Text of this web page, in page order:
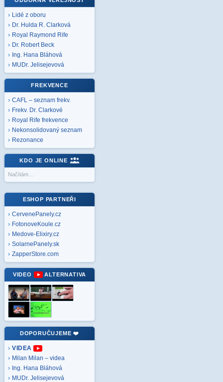
Lidé z oboru
Dr. Hulda R. Clarková
Royal Raymond Rife
Dr. Robert Beck
Ing. Hana Bláhová
MUDr. Jelisejevová
FREKVENCE
CAFL – seznam frekv.
Frekv. Dr. Clarkové
Royal Rife frekvence
Nekonsolidovaný seznam
Rezonance
KDO JE ONLINE
Načítám…
ESHOP PARTNEŘI
CervenePanely.cz
FotonoveKoule.cz
Medove-Elixiry.cz
SolarnePanely.sk
ZapperStore.com
VIDEO ALTERNATIVA
DOPORUČUJEME ❤️
VIDEA
Milan Milan – videa
Ing. Hana Bláhová
MUDr. Jelisejevová